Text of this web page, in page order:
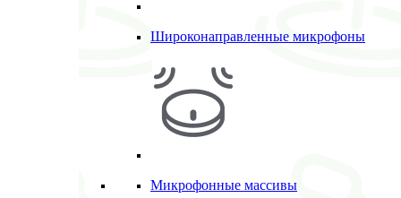
Широконаправленные микрофоны
Микрофонные массивы